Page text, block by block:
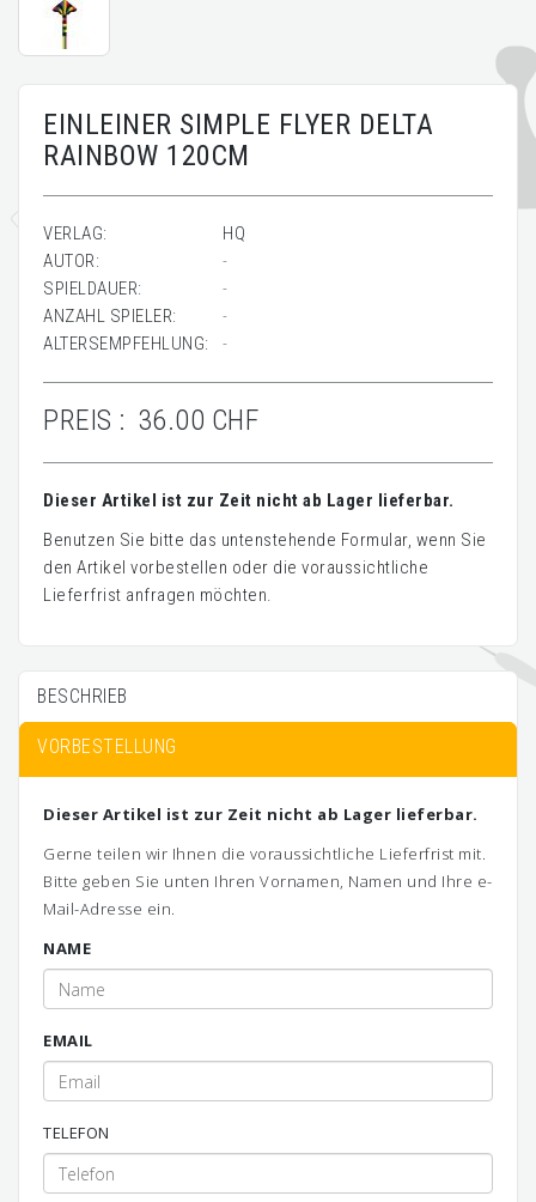
EINLEINER SIMPLE FLYER DELTA
RAINBOW 120CM
VERLAG:
HQ
AUTOR:
-
SPIELDAUER:
-
ANZAHL SPIELER:
-
ALTERSEMPFEHLUNG:
-
PREIS : 36.00 CHF
Dieser Artikel ist zur Zeit nicht ab Lager lieferbar.
Benutzen Sie bitte das untenstehende Formular, wenn Sie
den Artikel vorbestellen oder die voraussichtliche
Lieferfrist anfragen möchten.
BESCHRIEB
VORBESTELLUNG
Dieser Artikel ist zur Zeit nicht ab Lager lieferbar.
Gerne teilen wir Ihnen die voraussichtliche Lieferfrist mit.
Bitte geben Sie unten Ihren Vornamen, Namen und Ihre e-
Mail-Adresse ein.
NAME
EMAIL
TELEFON